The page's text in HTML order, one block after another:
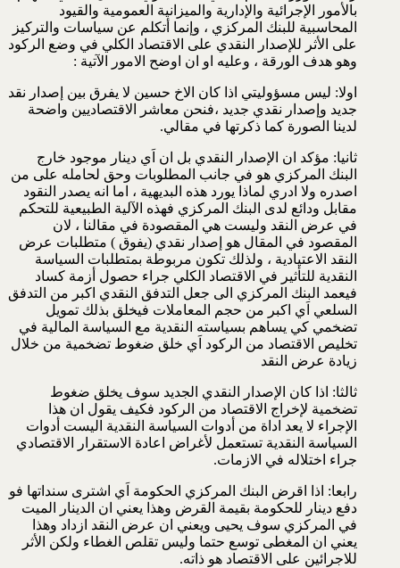
بالأمور الإجرائية والإدارية والميزانية العمومية والقيود
المحاسبية للبنك المركزي ، وإنما أتكلم عن سياسات والتركيز
على الأثر للإصدار النقدي على الاقتصاد الكلي في وضع الركود
وهو هدف الورقة ، وعليه او ان اوضح الامور الآتية :
اولا: ليس مسؤوليتي اذا كان الاخ حسين لا يفرق بين إصدار نقد
جديد وإصدار نقدي جديد ،فنحن معاشر الاقتصاديين واضحة
لدينا الصورة كما ذكرتها في مقالي.
ثانيا: مؤكد ان الإصدار النقدي بل ان اَي دينار موجود خارج
البنك المركزي هو في جانب المطلوبات وحق لحامله على من
اصدره ولا ادري لماذا يورد هذه البديهية ، اما انه يصدر النقود
مقابل ودائع لدى البنك المركزي فهذه الآلية الطبيعية للتحكم
في عرض النقد وليست هي المقصودة في مقالنا ، لان
المقصود في المقال هو إصدار نقدي (يفوق ) متطلبات عرض
النقد الاعتيادية ، ولذلك تكون مربوطة بمتطلبات السياسة
النقدية للتأثير في الاقتصاد الكلي جراء حصول أزمة كساد
فيعمد البنك المركزي الى جعل التدفق النقدي اكبر من التدفق
السلعي اَي اكبر من حجم المعاملات فيخلق بذلك تمويل
تضخمي كي يساهم بسياسته النقدية مع السياسة المالية في
تخليص الاقتصاد من الركود اَي خلق ضغوط تضخمية من خلال
زيادة عرض النقد
ثالثا: اذا كان الإصدار النقدي الجديد سوف يخلق ضغوط
تضخمية لإخراج الاقتصاد من الركود فكيف يقول ان هذا
الإجراء لا يعد اداة من أدوات السياسة النقدية اليست أدوات
السياسة النقدية تستعمل لأغراض اعادة الاستقرار الاقتصادي
جراء اختلاله في الازمات.
رابعا: اذا اقرض البنك المركزي الحكومة اَي اشترى سنداتها فو
دفع دينار للحكومة بقيمة القرض وهذا يعني ان الدينار الميت
في المركزي سوف يحيى ويعني ان عرض النقد ازداد وهذا
يعني ان المغطى توسع حتما وليس تقلص الغطاء ولكن الأثر
للاجرائين على الاقتصاد هو ذاته.